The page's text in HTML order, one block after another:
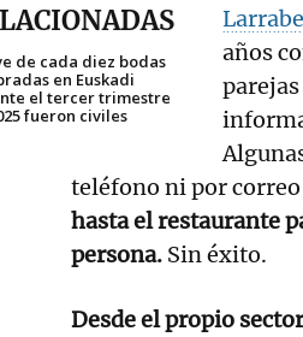
de cada diez bodas
en Euskadi
el tercer trimestre
fueron civiles
años
teléfono ni por
hasta el restaurante
persona. Sin éxito.
Desde el propio